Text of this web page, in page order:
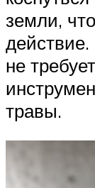
земли,
действие.
не
травы.